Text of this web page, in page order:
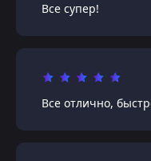
Все супер!
Все отлично,